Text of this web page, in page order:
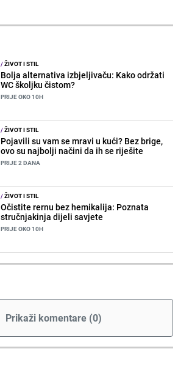
/ŽIVOT I STIL
Bolja alternativa izbjeljivaču: Kako održati
WC školjku čistom?
PRIJE OKO 10H
/ŽIVOT I STIL
Pojavili su vam se mravi u kući? Bez brige,
ovo su najbolji načini da ih se riješite
PRIJE 2 DANA
/ŽIVOT I STIL
Očistite rernu bez hemikalija: Poznata
stručnjakinja dijeli savjete
PRIJE OKO 10H
Prikaži komentare (0)